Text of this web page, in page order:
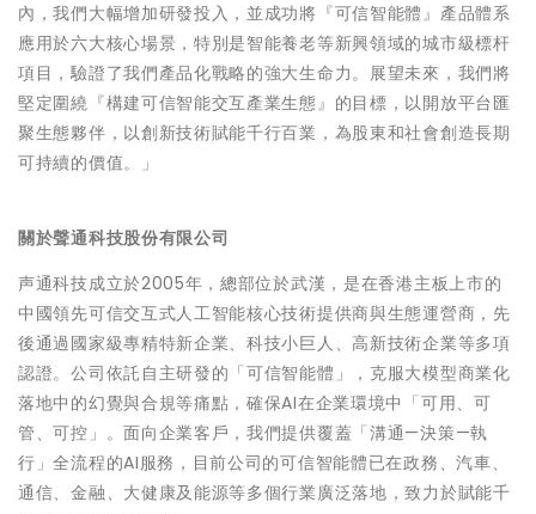
內，我們大幅增加研發投入，並成功將『可信智能體』產品體系
應用於六大核心場景，特別是智能養老等新興領域的城市級標杆
項目，驗證了我們產品化戰略的強大生命力。展望未來，我們將
堅定圍繞『構建可信智能交互產業生態』的目標，以開放平台匯
聚生態夥伴，以創新技術賦能千行百業，為股東和社會創造長期
可持續的價值。」
關於聲通科技股份有限公司
声通科技成立於2005年，總部位於武漢，是在香港主板上市的
中國領先可信交互式人工智能核心技術提供商與生態運營商，先
後通過國家級專精特新企業、科技小巨人、高新技術企業等多項
認證。公司依託自主研發的「可信智能體」，克服大模型商業化
落地中的幻覺與合規等痛點，確保AI在企業環境中「可用、可
管、可控」。面向企業客戶，我們提供覆蓋「溝通—決策—執
行」全流程的AI服務，目前公司的可信智能體已在政務、汽車、
通信、金融、大健康及能源等多個行業廣泛落地，致力於賦能千